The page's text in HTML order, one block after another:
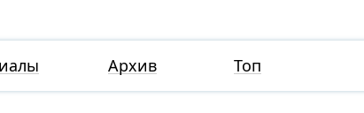
Архив Топ